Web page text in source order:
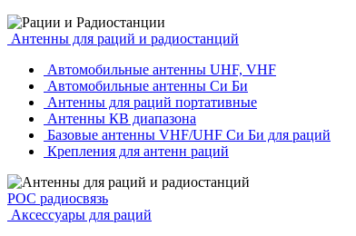
Антенны для раций и радиостанций
Автомобильные антенны UHF, VHF
Автомобильные антенны Си Би
Антенны для раций портативные
Антенны КВ диапазона
Базовые антенны VHF/UHF Си Би для раций
Крепления для антенн раций
POC радиосвязь
Аксессуары для раций